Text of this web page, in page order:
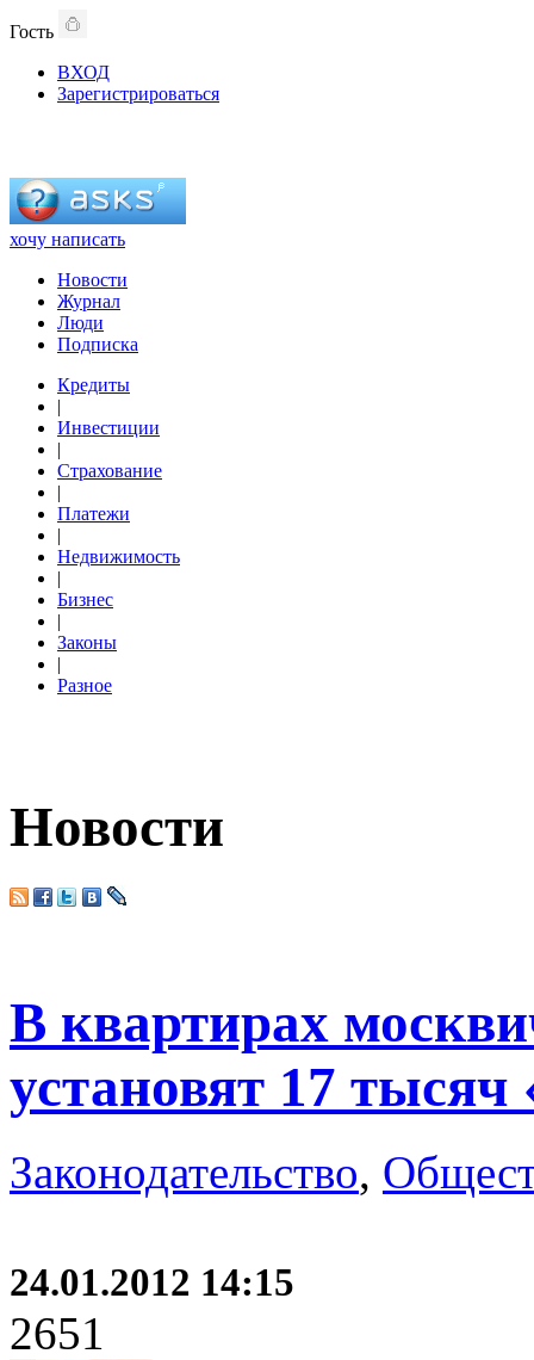
Гость
ВХОД
Зарегистрироваться
хочу написать
Новости
Журнал
Люди
Подписка
Кредиты
|
Инвестиции
|
Страхование
|
Платежи
|
Недвижимость
|
Бизнес
|
Законы
|
Разное
Новости
В квартирах
установят 17
Законодательство,
24.01.2012 14:15
2651